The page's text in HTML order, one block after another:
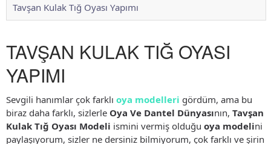
Tavşan Kulak Tığ Oyası Yapımı
TAVŞAN KULAK TIĞ OYASI
YAPIMI
Sevgili hanımlar çok farklı oya modelleri gördüm, ama bu
biraz daha farklı, sizlerle Oya Ve Dantel Dünyasının, Tavşan
Kulak Tığ Oyası Modeli ismini vermiş olduğu oya modelini
paylaşıyorum, sizler ne dersiniz bilmiyorum, çok farklı ve şirin